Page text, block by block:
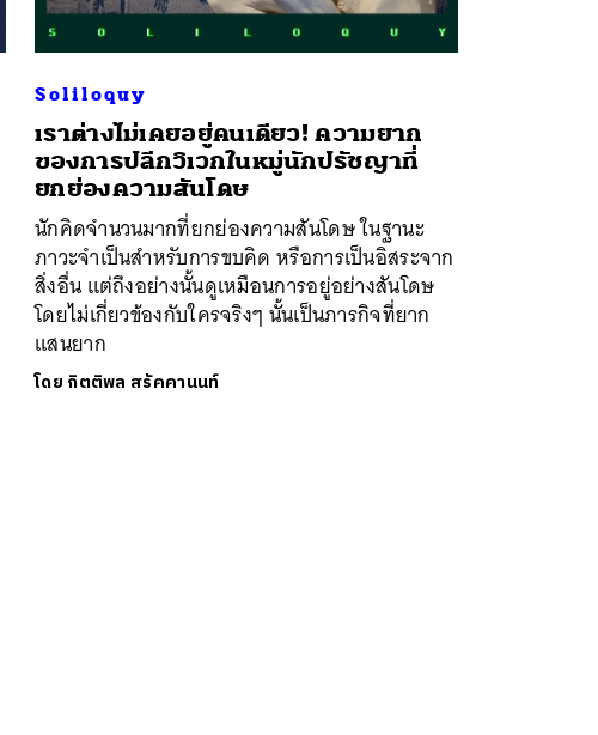
Soliloquy
เราต่างไม่เคยอยู่คนเดียว! ความยาก
ของการปลีกวิเวกในหมู่นักปรัชญาที่
ยกย่องความสันโดษ
นักคิดจำนวนมากที่ยกย่องความสันโดษ ในฐานะ
ภาวะจำเป็นสำหรับการขบคิด หรือการเป็นอิสระจาก
สิ่งอื่น แต่ถึงอย่างนั้นดูเหมือนการอยู่อย่างสันโดษ
โดยไม่เกี่ยวข้องกับใครจริงๆ นั้นเป็นภารกิจที่ยาก
แสนยาก
โดย กิตติพล สรัคคานนท์